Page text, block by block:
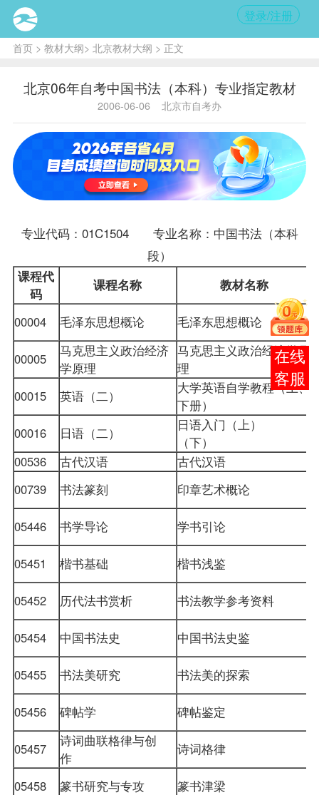
登录/注册
首页> 教材大纲> 北京教材大纲 > 正文
北京06年自考中国书法（本科）专业指定教材
2006-06-06 北京市自考办
专业代码：01C1504 专业名称：中国书法（本科
段）
课程代
码
课程名称 教材名称
00004 毛泽东思想概论 毛泽东思想概论
00005 马克思主义政治经济
学原理
马克思主义政治经济学原
理
00015 英语（二）
大学英语自学教程（上、
下册）
00016
日语（二）
日语入门（上）
（下）
00536 古代汉语 古代汉语
00739 书法篆刻 印章艺术概论
05446 书学导论 学书引论
05451 楷书基础 楷书浅鉴
05452
历代法书赏析 书法教学参考资料
05454
中国书法史 中国书法史鉴
05455 书法美研究 书法美的探索
05456 碑帖学 碑帖鉴定
05457 诗词曲联格律与创
作
诗词格律
05458 篆书研究与专攻 篆书津梁
报考
咨询